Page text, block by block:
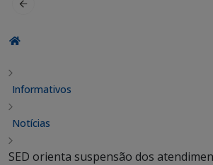
Informativos
Notícias
SED orienta suspensão dos